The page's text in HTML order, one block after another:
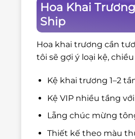
Hoa Khai
Ship
Hoa khai trương cần
tôi sẽ gợi ý loại kệ,
Kệ khai trương 1–2
Kệ VIP nhiều tầng
Lẵng chúc mừng
Thiết kế theo màu